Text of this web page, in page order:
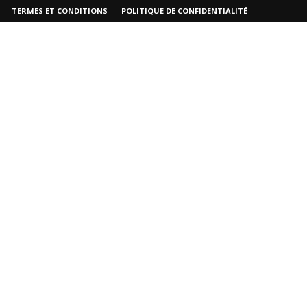
TERMES ET CONDITIONS POLITIQUE DE CONFIDENTIALITÉ